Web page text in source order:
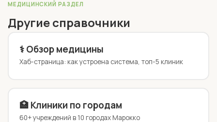
МЕДИЦИНСКИЙ РАЗДЕЛ
Другие справочники
⚕️ Обзор медицины
Хаб-страница: как устроена система, топ-5 клиник
🏥 Клиники по городам
60+ учреждений в 10 городах Марокко